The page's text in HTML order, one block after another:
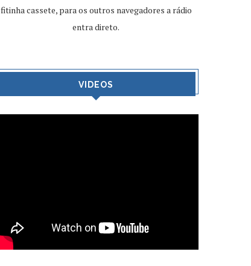
fitinha cassete, para os outros navegadores a rádio
entra direto.
VIDEOS